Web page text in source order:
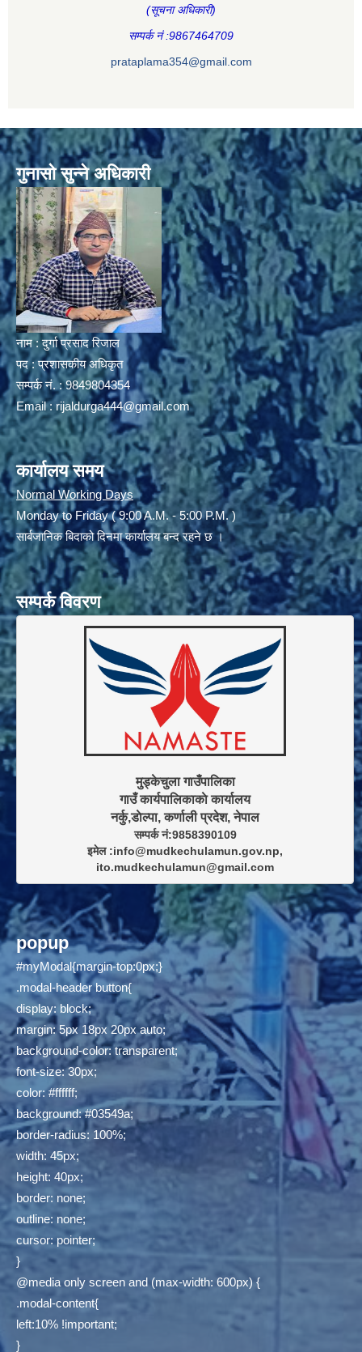
(सूचना अधिकारी)
सम्पर्क नं :9867464709
prataplama354@gmail.com
गुनासो सुन्ने अधिकारी
नाम : दुर्गा प्रसाद रिजाल
पद : प्रशासकीय अधिकृत
सम्पर्क नं. : 9849804354
Email : rijaldurga444@gmail.com
कार्यालय समय
Normal Working Days
Monday to Friday ( 9:00 A.M. - 5:00 P.M. )
सार्बजानिक बिदाको दिनमा कार्यालय बन्द रहने छ ।
सम्पर्क विवरण
मुड्केचुला गाउँपालिका
गाउँ कार्यपालिकाकाे कार्यालय
सम्पर्क नं:9858390109
इमेल :info@mudkechulamun.gov.np,
ito.mudkechulamun@gmail.com
popup
#myModal{margin-top:0px;}
.modal-header button{
display: block;
margin: 5px 18px 20px auto;
background-color: transparent;
font-size: 30px;
color: #ffffff;
background: #03549a;
border-radius: 100%;
width: 45px;
height: 40px;
border: none;
outline: none;
cursor: pointer;
}
@media only screen and (max-width: 600px) {
.modal-content{
left:10% !important;
}